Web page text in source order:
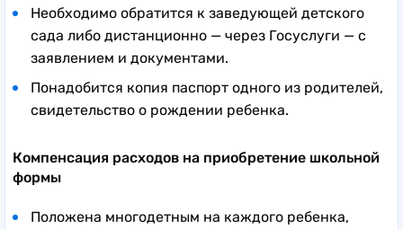
Необходимо обратится к заведующей детского
сада либо дистанционно — через Госуслуги — с
заявлением и документами.
Понадобится копия паспорт одного из родителей,
свидетельство о рождении ребенка.
Компенсация расходов на приобретение школьной
формы
Положена многодетным на каждого ребенка,